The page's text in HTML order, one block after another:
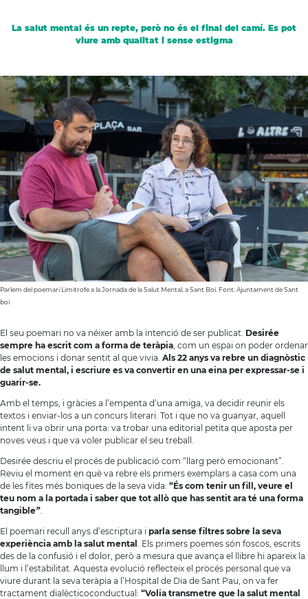
La salut mental és un repte, però no és el final del camí. Es pot
viure amb qualitat i sense estigma
Parlem del poemari Limítrofe a la Jornada de la Salut Mental, a Sant Boi. Font: Ajuntament de Sant
boi
El seu poemari no va néixer amb la intenció de ser publicat. Desirée
sempre ha escrit com a forma de teràpia , com un espai on poder ordenar
les emocions i donar sentit al que vivia. Als 22 anys va rebre un diagnòstic
de salut mental, i escriure es va convertir en una eina per expressar-se i
guarir-se.
Amb el temps, i gràcies a l’empenta d’una amiga, va decidir reunir els
textos i enviar-los a un concurs literari. Tot i que no va guanyar, aquell
intent li va obrir una porta: va trobar una editorial petita que aposta per
noves veus i que va voler publicar el seu treball.
Desirée descriu el procés de publicació com “llarg però emocionant”.
Reviu el moment en què va rebre els primers exemplars a casa com una
de les fites més boniques de la seva vida: “És com tenir un fill, veure el
teu nom a la portada i saber que tot allò que has sentit ara té una forma
tangible”.
El poemari recull anys d’escriptura i parla sense filtres sobre la seva
experiència amb la salut mental . Els primers poemes són foscos, escrits
des de la confusió i el dolor, però a mesura que avança el llibre hi apareix la
llum i l’estabilitat. Aquesta evolució reflecteix el procés personal que va
viure durant la seva teràpia a l’Hospital de Dia de Sant Pau, on va fer
tractament dialècticoconductual: “Volia transmetre que la salut mental